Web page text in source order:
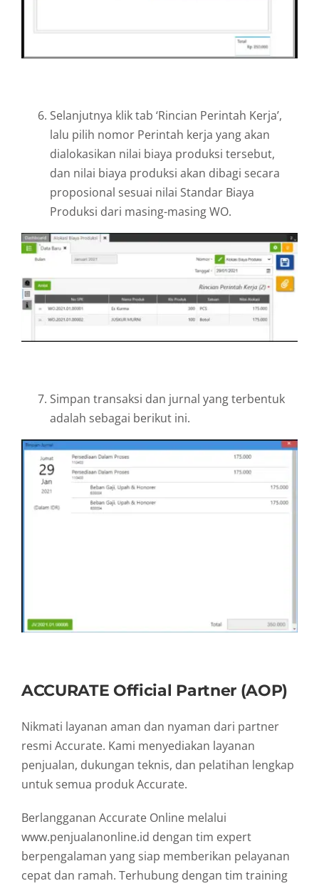
Selanjutnya klik tab ‘Rincian Perintah Kerja’,
lalu pilih nomor Perintah kerja yang akan
dialokasikan nilai biaya produksi tersebut,
dan nilai biaya produksi akan dibagi secara
proposional sesuai nilai Standar Biaya
Produksi dari masing-masing WO.
Simpan transaksi dan jurnal yang terbentuk
adalah sebagai berikut ini.
ACCURATE Official Partner (AOP)
Nikmati layanan aman dan nyaman dari partner
resmi Accurate. Kami menyediakan layanan
penjualan, dukungan teknis, dan pelatihan lengkap
untuk semua produk Accurate.
Berlangganan Accurate Online melalui
www.penjualanonline.id dengan tim expert
berpengalaman yang siap memberikan pelayanan
cepat dan ramah. Terhubung dengan tim training